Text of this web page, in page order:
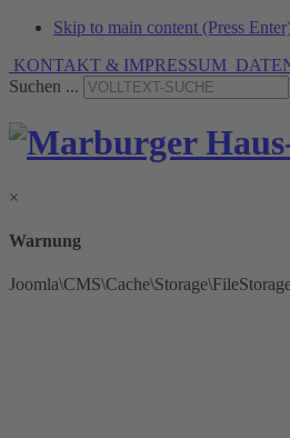
Skip to main content (Press
KONTAKT & IMPRESSUM
Suchen ...
×
Warnung